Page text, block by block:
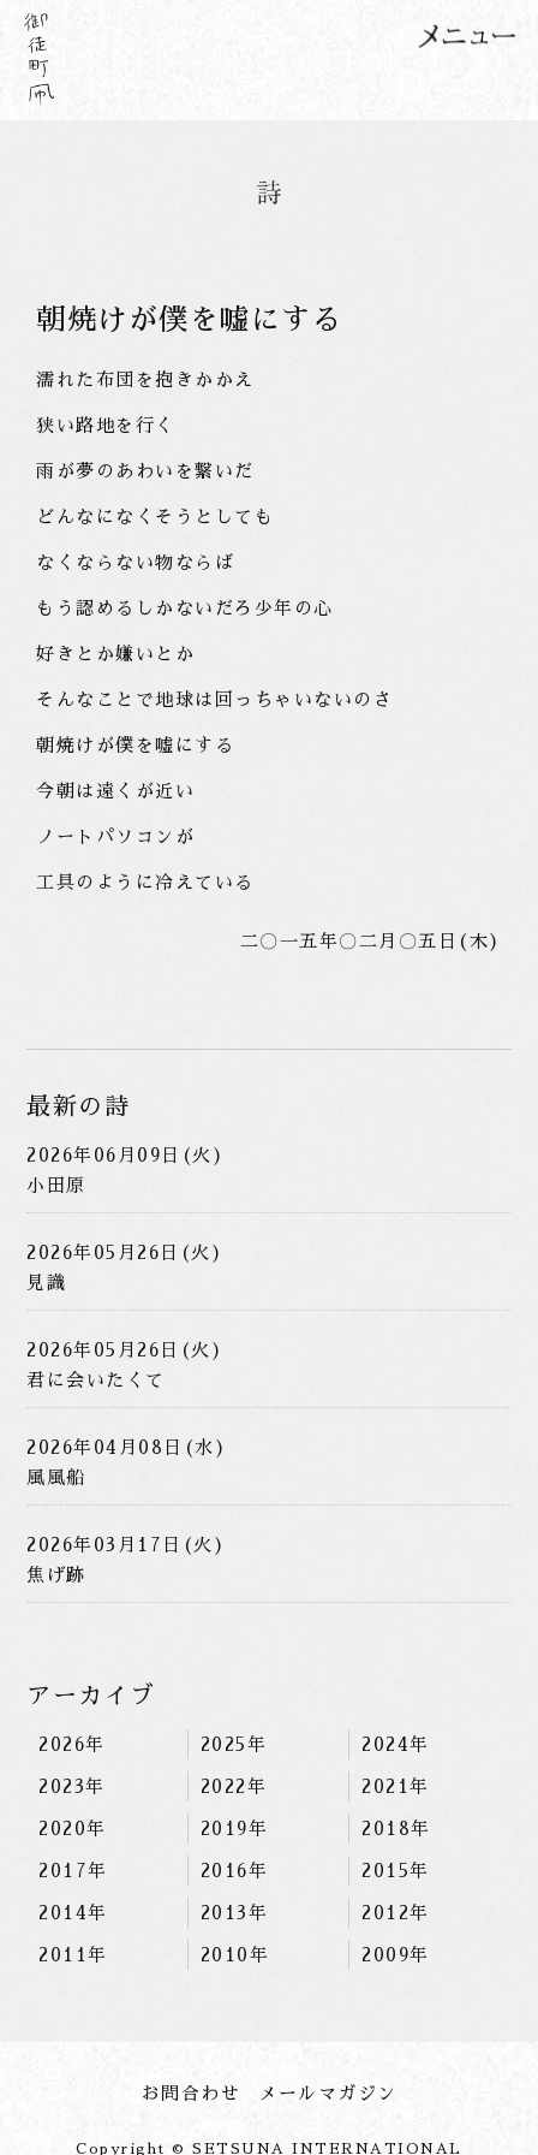
朝焼けが僕を嘘にする
濡れた布団を抱きかかえ
狭い路地を行く
雨が夢のあわいを繋いだ
どんなになくそうとしても
なくならない物ならば
もう認めるしかないだろ少年の心
好きとか嫌いとか
そんなことで地球は回っちゃいないのさ
朝焼けが僕を嘘にする
今朝は遠くが近い
ノートパソコンが
工具のように冷えている
二〇一五年〇二月〇五日(木)
最新の詩
2026年06月09日(火)
小田原
2026年05月26日(火)
見識
2026年05月26日(火)
君に会いたくて
2026年04月08日(水)
風風船
2026年03月17日(火)
焦げ跡
アーカイブ
2026年 2025年 2024年
2023年 2022年 2021年
2020年 2019年 2018年
2017年 2016年 2015年
2014年 2013年 2012年
2011年 2010年 2009年
お問合わせ メールマガジン
Copyright © SETSUNA INTERNATIONAL